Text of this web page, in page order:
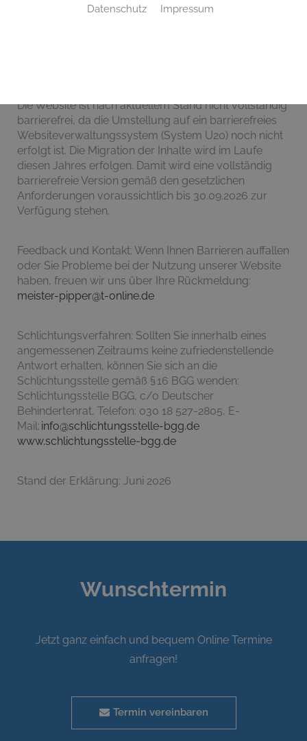
Die Website ist nach aktuellem Stand nicht vollständig
barrierefrei, da die Umstellung auf ein barrierefreies
Websiteverwaltungssystem (System U20) noch nicht
erfolgt ist. Die Migration der Inhalte wird im Laufe
diesen Jahres erfolgen. Damit wird eine vollständig
barrierefreie Version gemäß den gesetzlichen
Anforderungen voraussichtlich bis 30.09.2026 zur
Verfügung stehen.
Feedback und Kontakt: Wenn Ihnen Barrieren auffallen
oder Sie Probleme bei der Nutzung unserer Website
haben, freuen wir uns über Ihre Rückmeldung:
meister-pipper@t-online.de
Schlichtungsverfahren: Sollten Sie innerhalb eines
angemessenen Zeitraums keine zufriedenstellende
Antwort erhalten, können Sie sich an die
Schlichtungsstelle gemäß § 16 BGG wenden:
Schlichtungsstelle BGG, c/o Deutscher
Behindertenrat, Telefon: 030 18 527-2805, E-
Mail: info@schlichtungsstelle-bgg.de
www.schlichtungsstelle-bgg.de
Stand der Erklärung: Juni 2026
Wunschtermin
Jetzt ganz einfach und bequem Online Termine
anfragen!
Termin vereinbaren
Datenschutz Impressum